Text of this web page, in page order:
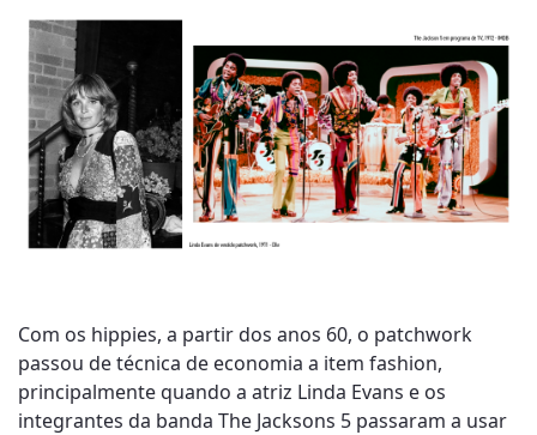
Com os hippies, a partir dos anos 60, o patchwork
passou de técnica de economia a item fashion,
principalmente quando a atriz Linda Evans e os
integrantes da banda The Jacksons 5 passaram a usar